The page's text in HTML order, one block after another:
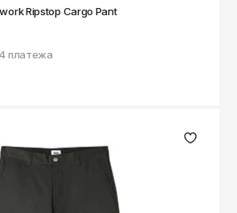
Ripstop Cargo Pant
платежа